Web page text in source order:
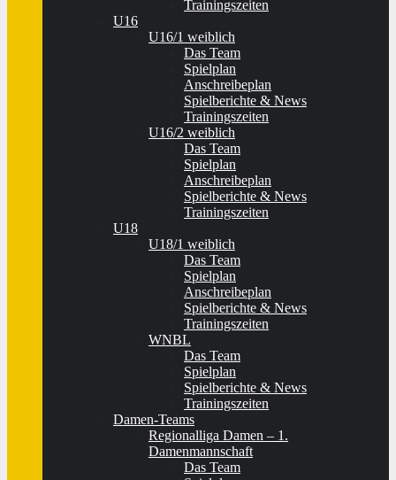
Trainingszeiten
U16
U16/1 weiblich
Das Team
Spielplan
Anschreibeplan
Spielberichte & News
Trainingszeiten
U16/2 weiblich
Das Team
Spielplan
Anschreibeplan
Spielberichte & News
Trainingszeiten
U18
U18/1 weiblich
Das Team
Spielplan
Anschreibeplan
Spielberichte & News
Trainingszeiten
WNBL
Das Team
Spielplan
Spielberichte & News
Trainingszeiten
Damen-Teams
Regionalliga Damen – 1.
Damenmannschaft
Das Team